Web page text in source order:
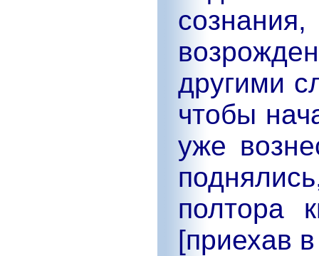
другими
чтобы
уже
полтора
[приехав